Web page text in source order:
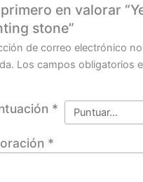
en valorar
stone”
de correo electrónico
Los campos obligatorios
*
*